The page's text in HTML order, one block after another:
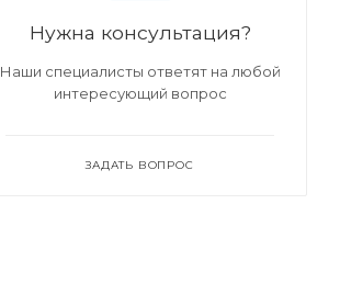
Нужна консультация?
Наши специалисты ответят на любой
интересующий вопрос
ЗАДАТЬ ВОПРОС